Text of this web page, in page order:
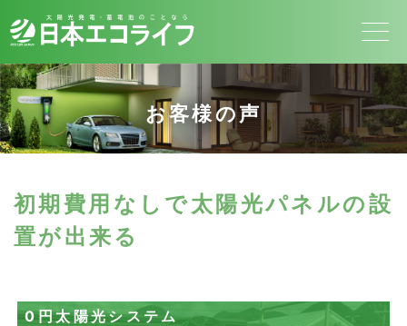
お客様の声
初期費用なしで太陽光パネルの設
置が出来る
0円太陽光システム